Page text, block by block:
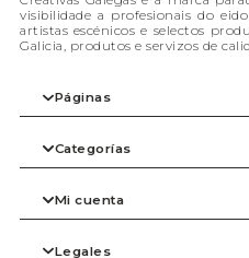
visibilidade a profesionais do
artistas escénicos e selectos
Galicia, produtos e servizos de
Páginas
Inicio
Tienda
Blog
Contacto
Categorías
Arte
Despensa
Mi cuenta
Mi cuenta
Legales